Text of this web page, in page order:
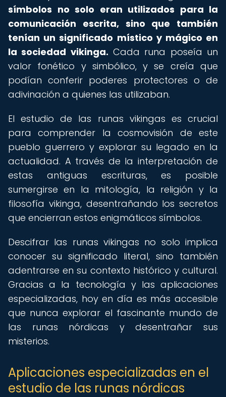
símbolos no solo eran utilizados para la
comunicación escrita, sino que también
tenían un significado místico y mágico en
la sociedad vikinga. Cada runa poseía un
valor fonético y simbólico, y se creía que
podían conferir poderes protectores o de
adivinación a quienes las utilizaban.
El estudio de las runas vikingas es crucial
para comprender la cosmovisión de este
pueblo guerrero y explorar su legado en la
actualidad. A través de la interpretación de
estas antiguas escrituras, es posible
sumergirse en la mitología, la religión y la
filosofía vikinga, desentrañando los secretos
que encierran estos enigmáticos símbolos.
Descifrar las runas vikingas no solo implica
conocer su significado literal, sino también
adentrarse en su contexto histórico y cultural.
Gracias a la tecnología y las aplicaciones
especializadas, hoy en día es más accesible
que nunca explorar el fascinante mundo de
las runas nórdicas y desentrañar sus
misterios.
Aplicaciones especializadas en el
estudio de las runas nórdicas